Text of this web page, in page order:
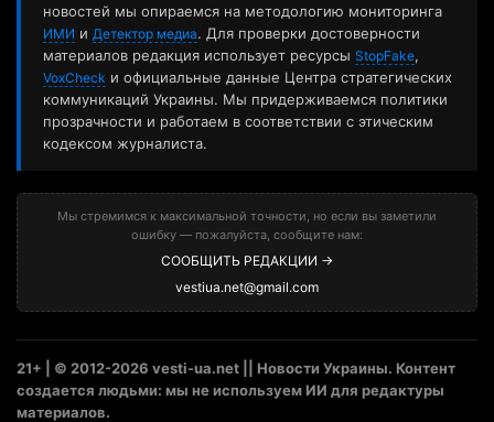
новостей мы опираемся на методологию мониторинга
ИМИ и Детектор медиа. Для проверки достоверности
материалов редакция использует ресурсы StopFake,
VoxCheck и официальные данные Центра стратегических
коммуникаций Украины. Мы придерживаемся политики
прозрачности и работаем в соответствии с этическим
кодексом журналиста.
Мы стремимся к максимальной точности, но если вы заметили
ошибку — пожалуйста, сообщите нам:
СООБЩИТЬ РЕДАКЦИИ →
vestiua.net@gmail.com
21+ | © 2012-2026 vesti-ua.net || Новости Украины. Контент
создается людьми: мы не используем ИИ для редактуры
материалов.